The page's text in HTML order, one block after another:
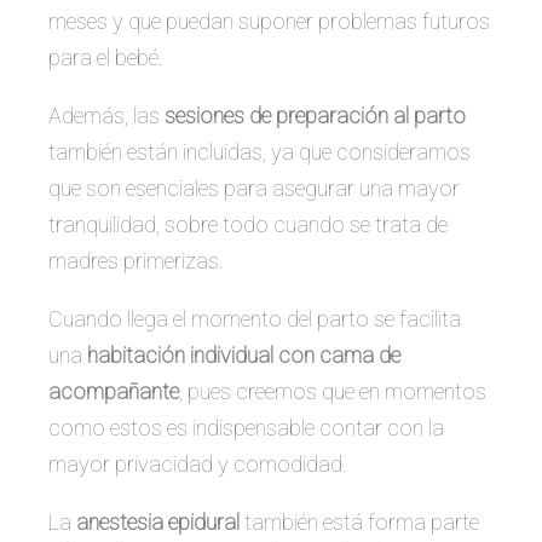
meses y que puedan suponer problemas futuros
para el bebé.
Además, las sesiones de preparación al parto
también están incluidas, ya que consideramos
que son esenciales para asegurar una mayor
tranquilidad, sobre todo cuando se trata de
madres primerizas.
Cuando llega el momento del parto se facilita
una habitación individual con cama de
acompañante, pues creemos que en momentos
como estos es indispensable contar con la
mayor privacidad y comodidad.
La anestesia epidural también está forma parte